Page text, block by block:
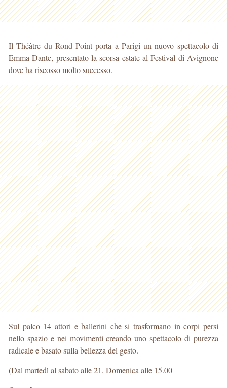
Il Théâtre du Rond Point porta a Parigi un nuovo spettacolo di
Emma Dante, presentato la scorsa estate al Festival di Avignone
dove ha riscosso molto successo.
Sul palco 14 attori e ballerini che si trasformano in corpi persi
nello spazio e nei movimenti creando uno spettacolo di purezza
radicale e basato sulla bellezza del gesto.
(Dal martedì al sabato alle 21. Domenica alle 15.00